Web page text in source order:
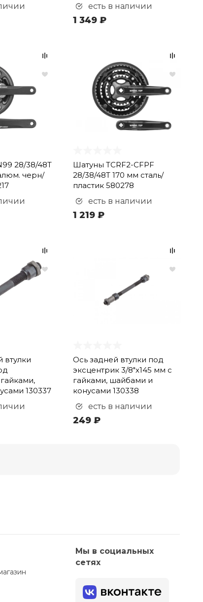
есть в наличии
1 349 ₽
28/38/48T
черн/
Шатуны TCRF2-CFPF
28/38/48T 170 мм сталь/
пластик 580278
есть в наличии
1 219 ₽
втулки
130337
Ось задней втулки под
эксцентрик 3/8"х145 мм с
гайками, шайбами и
конусами 130338
есть в наличии
249 ₽
Мы в социальных
сетях